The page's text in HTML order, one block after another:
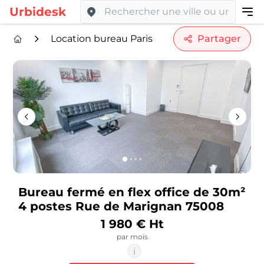
Urbidesk
Location bureau Paris Partager
Bureau fermé en flex office de 30m²
4 postes Rue de Marignan 75008
1 980 € Ht
par mois
i